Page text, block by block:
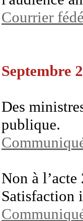
Courrier
Septembre
Des
publique.
Non à
Satisfaction